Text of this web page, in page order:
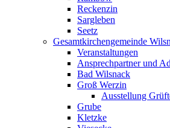
Reckenzin
Sargleben
Seetz
Gesamtkirchengemeinde
Veranstaltungen
Ansprechpartner und
Bad Wilsnack
Groß Werzin
Ausstellung
Grube
Kletzke